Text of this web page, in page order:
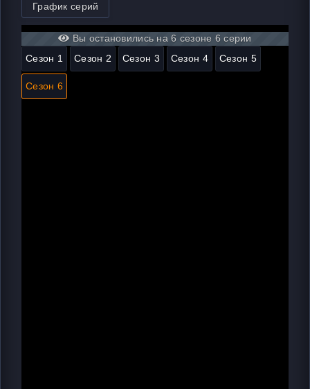
График серий
Вы остановились на 6 сезоне 6 серии
Сезон 1
Сезон 2 Сезон 3 Сезон 4 Сезон 5
Сезон 6